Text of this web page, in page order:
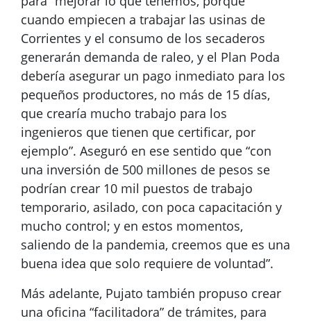
cuando empiecen a trabajar las usinas de
Corrientes y el consumo de los secaderos
generarán demanda de raleo, y el Plan Poda
debería asegurar un pago inmediato para los
pequeños productores, no más de 15 días,
que crearía mucho trabajo para los
ingenieros que tienen que certificar, por
ejemplo”. Aseguró en ese sentido que “con
una inversión de 500 millones de pesos se
podrían crear 10 mil puestos de trabajo
temporario, asilado, con poca capacitación y
mucho control; y en estos momentos,
saliendo de la pandemia, creemos que es una
buena idea que solo requiere de voluntad”.
Más adelante, Pujato también propuso crear
una oficina “facilitadora” de trámites, para